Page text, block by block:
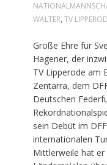
WALTER, TV
Große Ehre für
Hagener, der
TV Lipperode am
Zentarra, dem
Deutschen
sein Debüt im
internationalen
Mittlerweile hat er